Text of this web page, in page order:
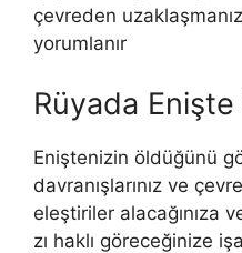
çevreden
yorumlanır
Rüyada
Eniştenizin öldüğünü
davranışlarınız ve
eleştiriler alacağınıza
zı haklı göreceğinize